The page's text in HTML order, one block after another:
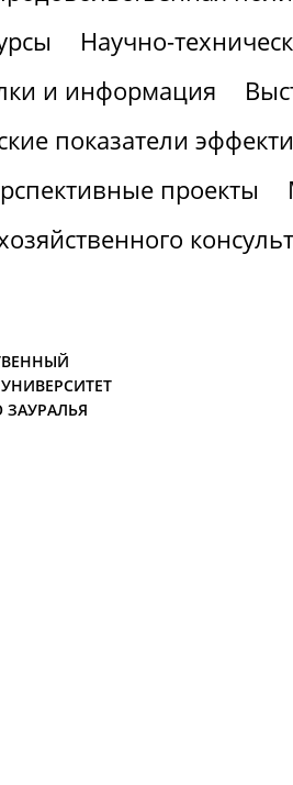
Научно-
и информация
показатели
проекты
ЗАУРАЛЬЯ